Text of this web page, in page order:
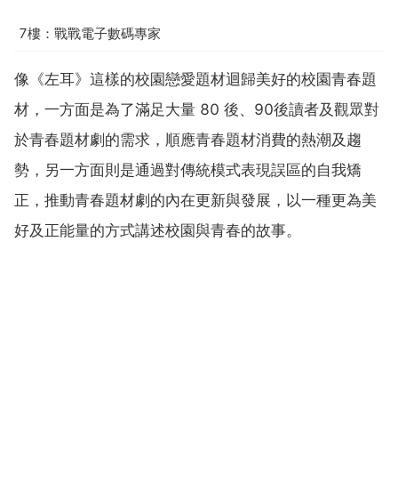
7樓：戰戰電子數碼專家
像《左耳》這樣的校園戀愛題材迴歸美好的校園青春題
材，一方面是為了滿足大量 80 後、90後讀者及觀眾對
於青春題材劇的需求，順應青春題材消費的熱潮及趨
勢，另一方面則是通過對傳統模式表現誤區的自我矯
正，推動青春題材劇的內在更新與發展，以一種更為美
好及正能量的方式講述校園與青春的故事。